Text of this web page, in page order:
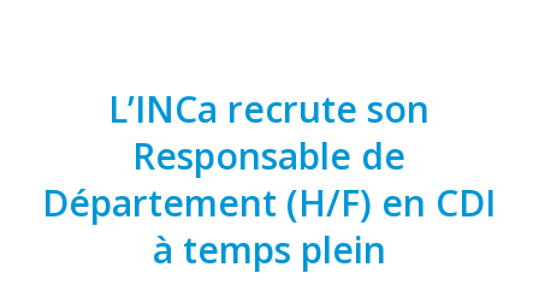
L’INCa recrute son
Responsable de
Département (H/F) en CDI
à temps plein